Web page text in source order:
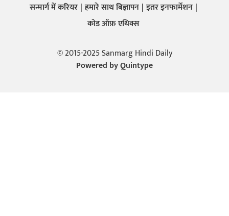
सन्मार्ग में करियर हमारे साथ बिज्ञापन इतर इनफार्मेशन
कोड ऑफ़ एथिक्स
© 2015-2025 Sanmarg Hindi Daily
Powered byQuintype